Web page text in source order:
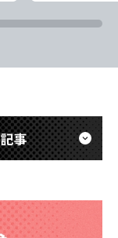
ろ、10日を
一日一日を
事